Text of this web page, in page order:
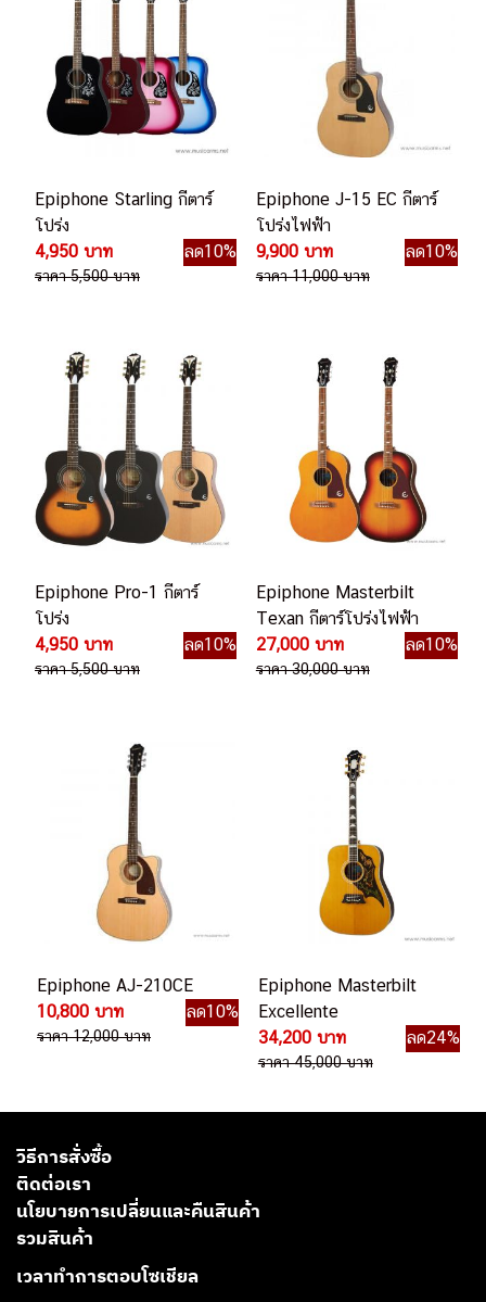
Epiphone Starling กีตาร์
โปร่ง
4,950 บาท
ลด10%
ราคา 5,500 บาท
Epiphone J-15 EC กีตาร์
โปร่งไฟฟ้า
9,900 บาท
ลด10%
ราคา 11,000 บาท
Epiphone Pro-1 กีตาร์
โปร่ง
4,950 บาท
ลด10%
ราคา 5,500 บาท
Epiphone Masterbilt
Texan กีตาร์โปร่งไฟฟ้า
27,000 บาท
ลด10%
ราคา 30,000 บาท
Epiphone AJ-210CE
10,800 บาท
ลด10%
ราคา 12,000 บาท
Epiphone Masterbilt
Excellente
34,200 บาท
ลด24%
ราคา 45,000 บาท
วิธีการสั่งซื้อ
ติดต่อเรา
นโยบายการเปลี่ยนและคืนสินค้า
รวมสินค้า
เวลาทำการตอบโซเชียล